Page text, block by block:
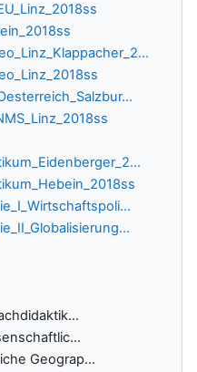
Geograp...